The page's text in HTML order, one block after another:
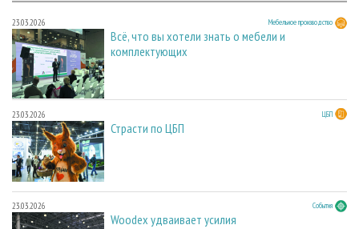
23.03.2026 Мебельное производство
Всё, что вы хотели знать о мебели и
комплектующих
23.03.2026 ЦБП
Страсти по ЦБП
23.03.2026 События
Woodex удваивает усилия